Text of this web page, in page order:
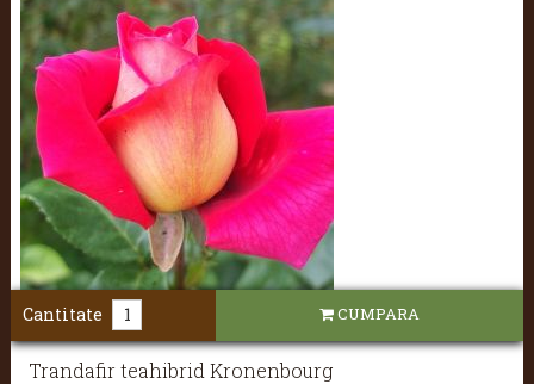
Trandafir teahibrid Kronenbourg
Cantitate CUMPARA